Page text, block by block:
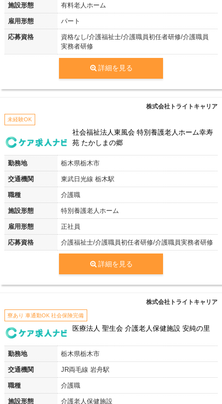
施設形態 有料老人ホーム
雇用形態 パート
応募資格
資格なし/介護福祉士/介護職員初任者研修/介護職員
実務者研修
詳細を見る
株式会社トライトキャリア
未経験OK
社会福祉法人東風会 特別養護老人ホーム幸寿
苑 たかしまの郷
勤務地 栃木県栃木市
交通機関 東武日光線 栃木駅
職種 介護職
施設形態 特別養護老人ホーム
雇用形態 正社員
応募資格 介護福祉士/介護職員初任者研修/介護職員実務者研修
詳細を見る
株式会社トライトキャリア
寮あり 車通勤OK 社会保険完備
医療法人 聖生会 介護老人保健施設 安純の里
勤務地 栃木県栃木市
交通機関 JR両毛線 岩舟駅
職種 介護職
施設形態 介護老人保健施設